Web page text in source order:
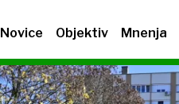
Novice Objektiv Mnenja